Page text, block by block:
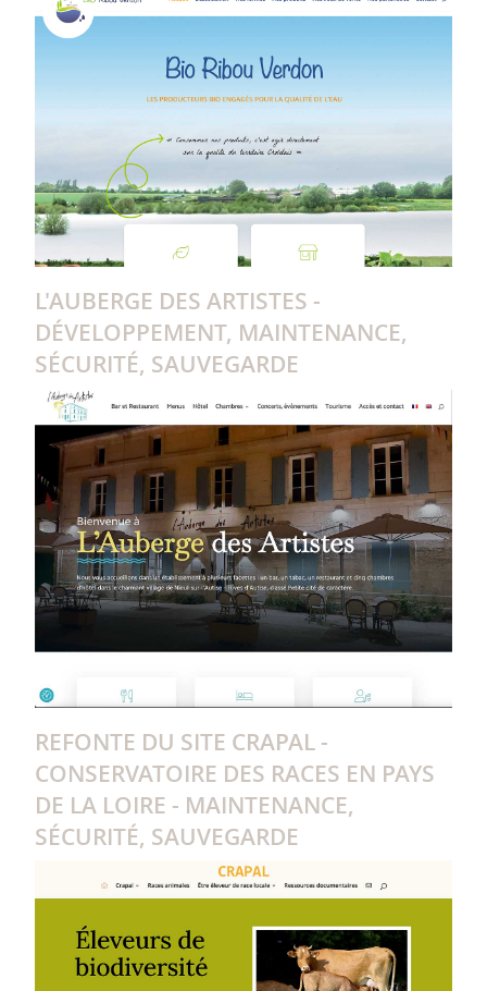
L'AUBERGE DES ARTISTES -
DÉVELOPPEMENT, MAINTENANCE,
SÉCURITÉ, SAUVEGARDE
REFONTE DU SITE CRAPAL -
CONSERVATOIRE DES RACES EN PAYS
DE LA LOIRE - MAINTENANCE,
SÉCURITÉ, SAUVEGARDE